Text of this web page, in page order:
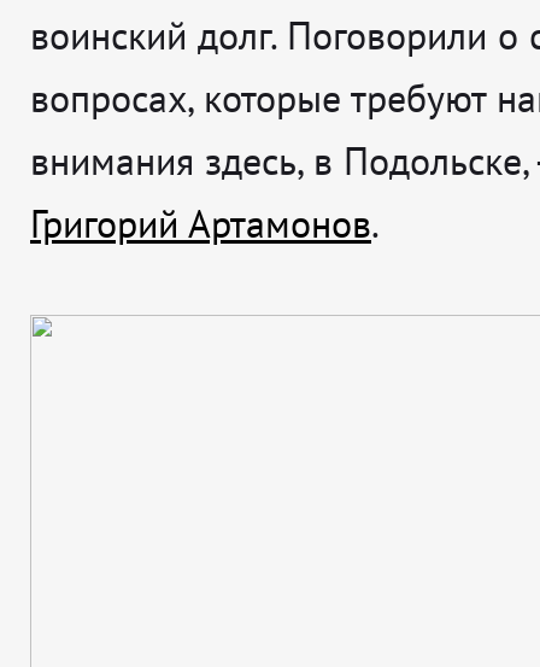
воинский долг. Поговорили о
вопросах, которые требуют
внимания здесь, в
Григорий Артамонов.